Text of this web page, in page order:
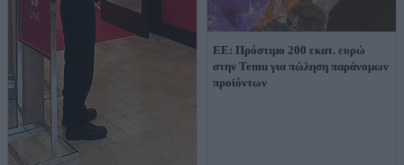
ΕΕ: Πρόστιμο 200 εκατ. ευρώ
στην Temu για πώληση παράνομων
προϊόντων